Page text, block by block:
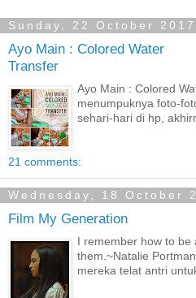
Sunday, 22 October 2017
Ayo Main : Colored Water
Transfer
Ayo Main : Colored
menumpuknya foto-
sehari-hari di hp,
21 comments:
Wednesday, 18 October
Film My Generation
I remember how to be
them.~Natalie
mereka telat antri